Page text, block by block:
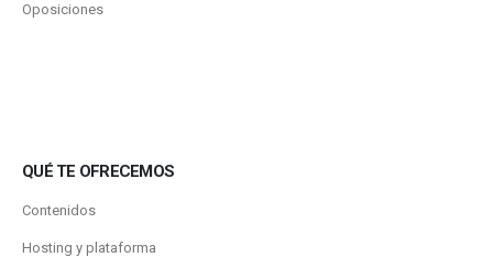
Oposiciones
QUÉ TE OFRECEMOS
Contenidos
Hosting y plataforma